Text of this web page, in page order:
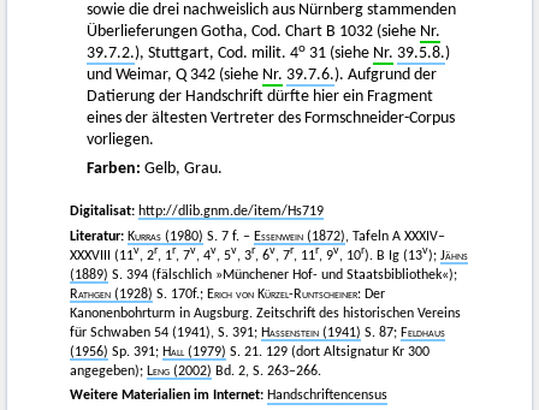
sowie die drei nachweislich aus Nürnberg stammenden
Überlieferungen Gotha, Cod. Chart B 1032 (siehe Nr.
39.7.2.), Stuttgart, Cod. milit. 4o 31 (siehe Nr. 39.5.8.)
und Weimar, Q 342 (siehe Nr. 39.7.6.). Aufgrund der
Datierung der Handschrift dürfte hier ein Fragment
eines der ältesten Vertreter des Formschneider-Corpus
vorliegen.
Farben: Gelb, Grau.
Digitalisat: http://dlib.gnm.de/item/Hs719
Literatur: Kurras (1980) S. 7 f. – Essenwein (1872), Tafeln A XXXIV–
XXXVIII (11v, 2r, 1r, 7v, 4v, 5v, 3r, 6v, 7r, 11r, 9v, 10r). B Ig (13v); Jähns
(1889) S. 394 (fälschlich »Münchener Hof- und Staatsbibliothek«);
Rathgen (1928) S. 170f.; Erich von Kürzel-Runtscheiner: Der
Kanonenbohrturm in Augsburg. Zeitschrift des historischen Vereins
für Schwaben 54 (1941), S. 391; Hassenstein (1941) S. 87; Feldhaus
(1956) Sp. 391; Hall(1979) S. 21. 129 (dort Altsignatur Kr 300
angegeben); Leng (2002) Bd. 2, S. 263–266.
Weitere Materialien im Internet: Handschriftencensus